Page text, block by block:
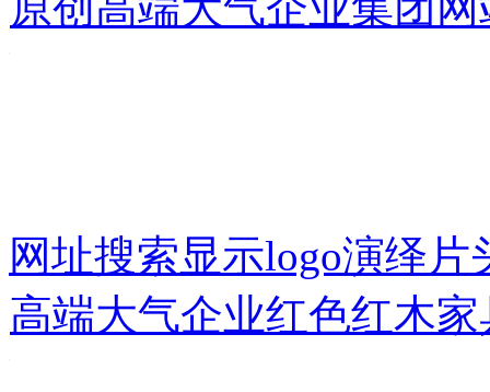
网址搜索显示logo演绎片
高端大气企业红色红木